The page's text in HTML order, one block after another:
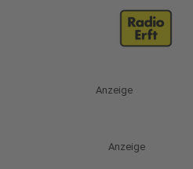
Anzeige
Anzeige